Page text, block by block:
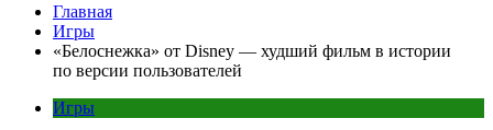
Главная
Игры
«Белоснежка» от Disney — худший фильм в истории
по версии пользователей
Игры